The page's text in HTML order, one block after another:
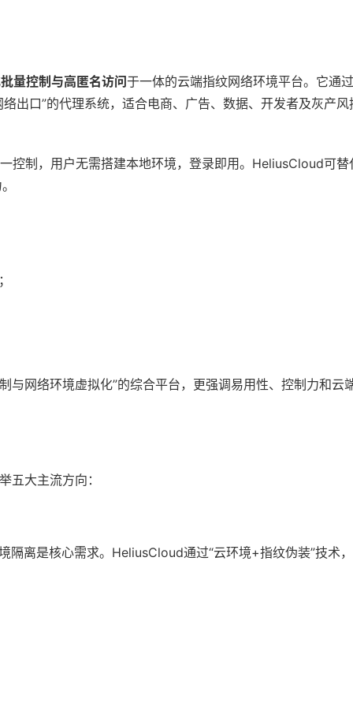
量控制与高匿名访问于一体的云端指纹网络环境平台。它通
出口”的代理系统，适合电商、广告、数据、开发者及灰产
控制，用户无需搭建本地环境，登录即用。HeliusCloud可替
与网络环境虚拟化”的综合平台，更强调易用性、控制力和云
五大主流方向：
离是核心需求。HeliusCloud通过“云环境+指纹伪装”技术